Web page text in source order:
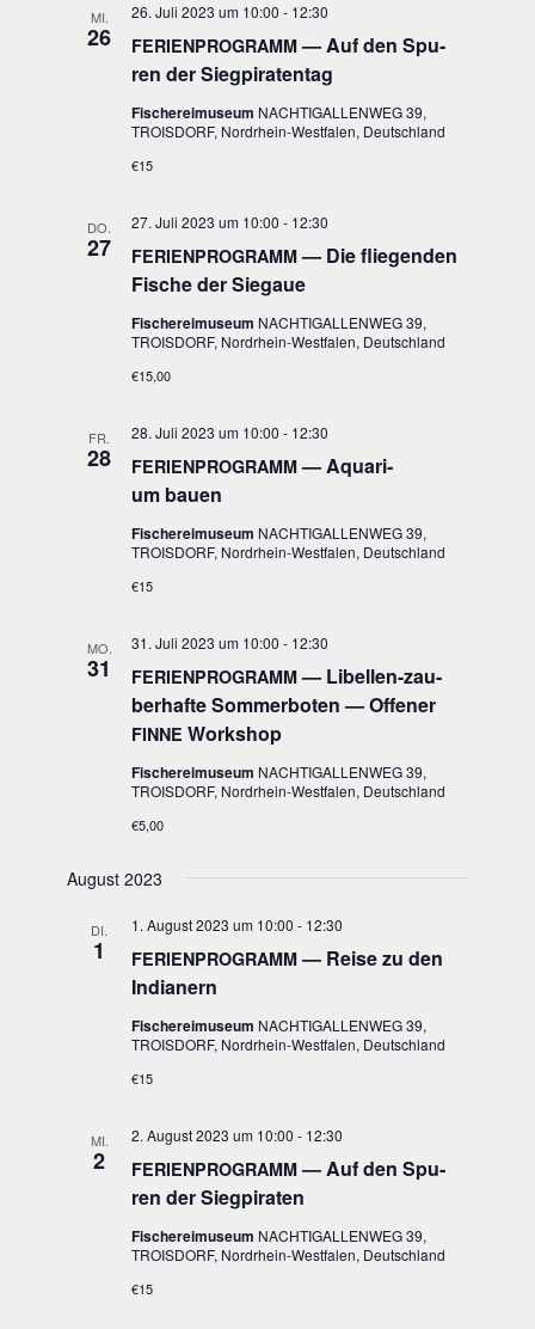
MI.
26 FERIENPROGRAMM— Auf den Spu­
ren der Siegpiratentag
26. Juli 2023 um 10:00 - 12:30
Fischereimuseum NACHTIGALLENWEG 39,
TROISDORF, Nordrhein-Westfalen, Deutschland
€15
DO.
27 FERIENPROGRAMM— Die flie­gen­den
Fische der Siegaue
27. Juli 2023 um 10:00 - 12:30
Fischereimuseum NACHTIGALLENWEG 39,
TROISDORF, Nordrhein-Westfalen, Deutschland
€15,00
FR.
28 FERIENPROGRAMM— Aqua­ri­
um bauen
28. Juli 2023 um 10:00 - 12:30
Fischereimuseum NACHTIGALLENWEG 39,
TROISDORF, Nordrhein-Westfalen, Deutschland
€15
MO.
31 FERIENPROGRAMM— Libel­len-zau­
ber­haf­te Som­mer­bo­ten — Offe­ner
FINNE Workshop
31. Juli 2023 um 10:00 - 12:30
Fischereimuseum NACHTIGALLENWEG 39,
TROISDORF, Nordrhein-Westfalen, Deutschland
€5,00
August 2023
DI.
1 FERIENPROGRAMM— Rei­se zu den
Indianern
1. August 2023 um 10:00 - 12:30
Fischereimuseum NACHTIGALLENWEG 39,
TROISDORF, Nordrhein-Westfalen, Deutschland
€15
MI.
2 FERIENPROGRAMM— Auf den Spu­
ren der Siegpiraten
2. August 2023 um 10:00 - 12:30
Fischereimuseum NACHTIGALLENWEG 39,
TROISDORF, Nordrhein-Westfalen, Deutschland
€15